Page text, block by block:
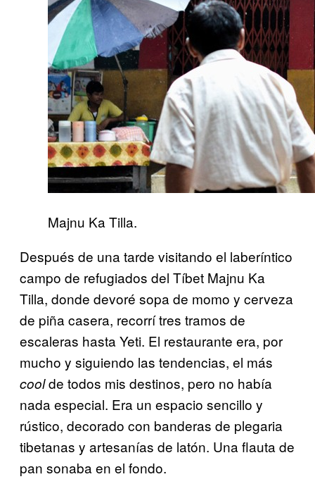
Majnu Ka Tilla.
Después de una tarde visitando el laberíntico
campo de refugiados del Tíbet Majnu Ka
Tilla, donde devoré sopa de momo y cerveza
de piña casera, recorrí tres tramos de
escaleras hasta Yeti. El restaurante era, por
mucho y siguiendo las tendencias, el más
coolde todos mis destinos, pero no había
nada especial. Era un espacio sencillo y
rústico, decorado con banderas de plegaria
tibetanas y artesanías de latón. Una flauta de
pan sonaba en el fondo.